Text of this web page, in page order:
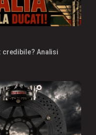
credibile? Analisi